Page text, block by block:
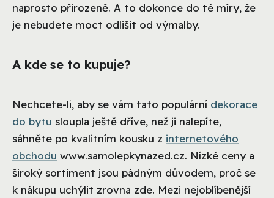
naprosto přirozeně. A to dokonce do té míry, že
je nebudete moct odlišit od výmalby.
A kde se to kupuje?
Nechcete-li, aby se vám tato populární dekorace
do bytu sloupla ještě dříve, než ji nalepíte,
sáhněte po kvalitním kousku z internetového
obchodu www.samolepkynazed.cz. Nízké ceny a
široký sortiment jsou pádným důvodem, proč se
k nákupu uchýlit zrovna zde. Mezi nejoblíbenější